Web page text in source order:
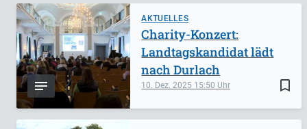
AKTUELLES
bookmark_border
10. Dez. 2025 15:50
Charity-Konzert:
Landtagskandidat lädt
nach Durlach